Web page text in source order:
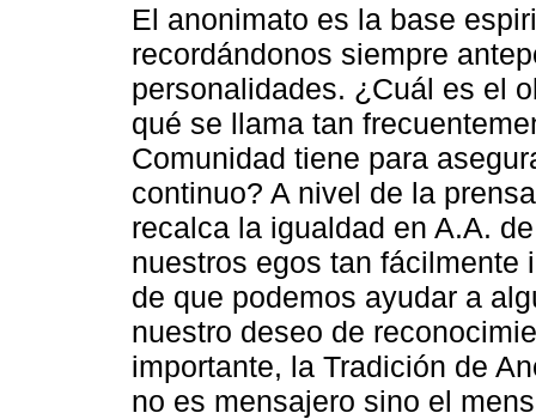
El anonimato es la base
recordándonos siempre
personalidades. ¿Cuál es el
qué se llama tan
Comunidad tiene para
continuo? A nivel de la
recalca la igualdad en A.A.
nuestros egos tan fácilmente
de que podemos ayudar a
nuestro deseo de
importante, la Tradición de
no es mensajero sino el